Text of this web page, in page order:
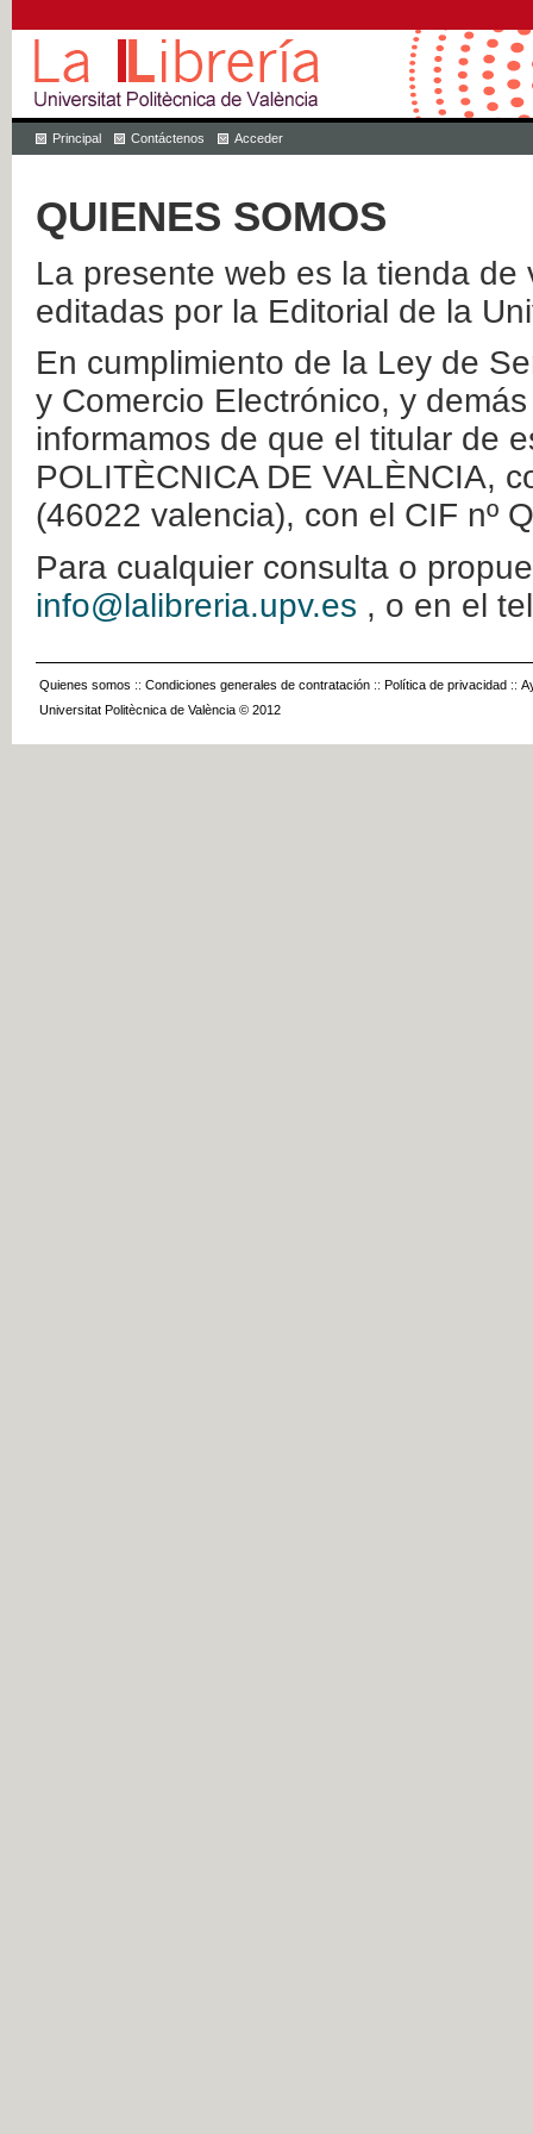
Principal Contáctenos Acceder
QUIENES SOMOS
La presente web es la tienda
editadas por la Editorial de la
En cumplimiento de la Ley de
y Comercio Electrónico, y
informamos de que el titular de
POLITÈCNICA DE VALÈNCIA,
(46022 valencia), con el CIF nº
Para cualquier consulta o
info@lalibreria.upv.es , o en el
Quienes somos :: Condiciones generales de contratación :: Política de privacidad ::
Universitat Politècnica de València © 2012